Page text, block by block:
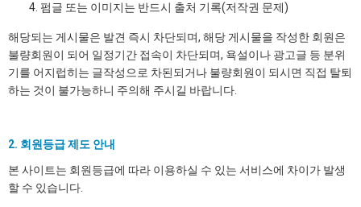
펌글 또는 이미지는 반드시 출처 기록(저작권 문제)
해당되는 게시물은 발견 즉시 차단되며, 해당 게시물을 작성한 회원은
불량회원이 되어 일정기간 접속이 차단되며, 욕설이나 광고글 등 분위
기를 어지럽히는 글작성으로 차된되거나 불량회원이 되시면 직접 탈퇴
하는 것이 불가능하니 주의해 주시길 바랍니다.
2. 회원등급 제도 안내
본 사이트는 회원등급에 따라 이용하실 수 있는 서비스에 차이가 발생
할 수 있습니다.